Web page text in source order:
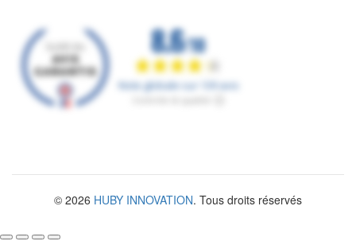
© 2026 HUBY INNOVATION. Tous droits réservés